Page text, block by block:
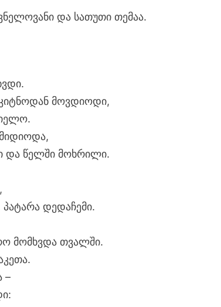
და სათუთი თემაა.
მოვდიოდი,
და წელში მოხრილი.
დედაჩემი.
მომხვდა თვალში.
–